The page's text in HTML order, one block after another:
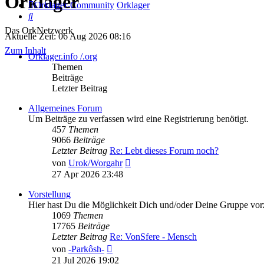
Das OrkNetzwerk
Zum Inhalt
Orklager-Community Orklager
Suche
Aktuelle Zeit: 06 Aug 2026 08:16
Orklager.info /.org
Themen
Beiträge
Letzter Beitrag
Allgemeines Forum
Um Beiträge zu verfassen wird eine Registrierung benötigt.
457 Themen
9066 Beiträge
Letzter Beitrag Re: Lebt dieses Forum noch?
von Urok/Worgahr
27 Apr 2026 23:48
Vorstellung
Hier hast Du die Möglichkeit Dich und/oder Deine Gruppe
1069 Themen
17765 Beiträge
Letzter Beitrag Re: VonSfere - Mensch
von -Parkôsh-
Beitrag
21 Jul 2026 19:02